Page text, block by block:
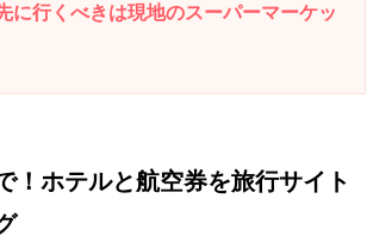
に行くべきは現地のスーパーマーケッ
！ホテルと航空券を旅行サイト